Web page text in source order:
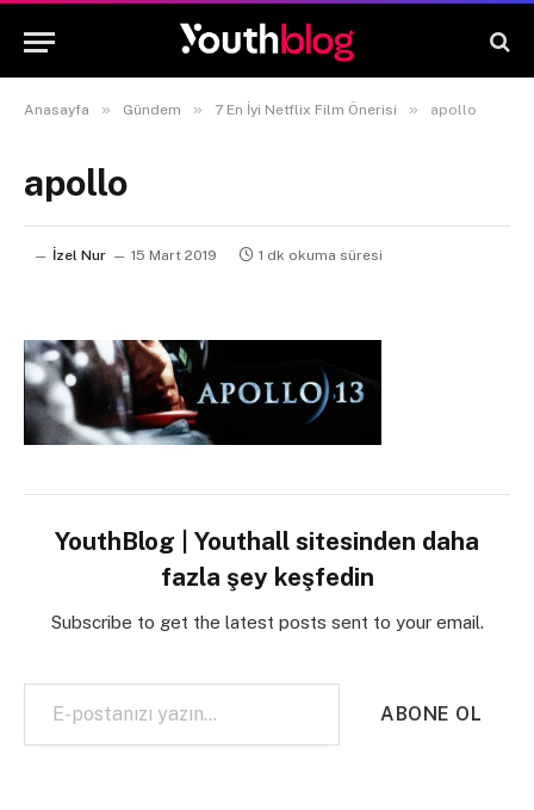
Anasayfa » Gündem » 7 En İyi Netflix Film Önerisi » apollo
apollo
İzel Nur 15 Mart 2019 1 dk okuma süresi
YouthBlog | Youthall sitesinden daha
fazla şey keşfedin
Subscribe to get the latest posts sent to your email.
E-postanızı yazın…
ABONE OL